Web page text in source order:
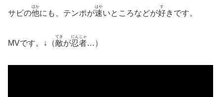
サビの他
ほか
にも、テンポが速
はや
いところなどが好
す
きです。
MVです。↓（敵
てき
が忍者
にんじゃ
…）